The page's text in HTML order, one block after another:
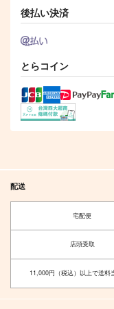
後払い決済
とらコイン
配送
宅配便
店頭受取
11,000円（税込）以上で送料